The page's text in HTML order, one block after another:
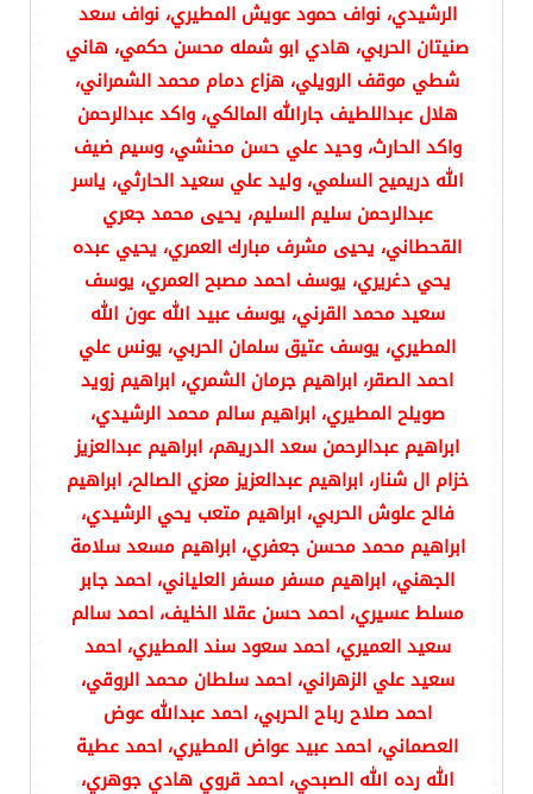
الرشيدي، نواف حمود عويش المطيري، نواف سعد
صنيتان الحربي، هادي ابو شمله محسن حكمي، هاني
شطي موقف الرويلي، هزاع دمام محمد الشمراني،
هلال عبداللطيف جارالله المالكي، واكد عبدالرحمن
واكد الحارث، وحيد علي حسن محنشي، وسيم ضيف
الله دريميح السلمي، وليد علي سعيد الحارثي، ياسر
عبدالرحمن سليم السليم، يحيى محمد جعري
القحطاني، يحيى مشرف مبارك العمري، يحيي عبده
يحي دغريري، يوسف احمد مصبح العمري، يوسف
سعيد محمد القرني، يوسف عبيد الله عون الله
المطيري، يوسف عتيق سلمان الحربي، يونس علي
احمد الصقر، ابراهيم جرمان الشمري، ابراهيم زويد
صويلح المطيري، ابراهيم سالم محمد الرشيدي،
ابراهيم عبدالرحمن سعد الدريهم، ابراهيم عبدالعزيز
خزام ال شنار، ابراهيم عبدالعزيز معزي الصالح، ابراهيم
فالح علوش الحربي، ابراهيم متعب يحي الرشيدي،
ابراهيم محمد محسن جعفري، ابراهيم مسعد سلامة
الجهني، ابراهيم مسفر مسفر العلياني، احمد جابر
مسلط عسيري، احمد حسن عقلا الخليف، احمد سالم
سعيد العميري، احمد سعود سند المطيري، احمد
سعيد علي الزهراني، احمد سلطان محمد الروقي،
احمد صلاح رباح الحربي، احمد عبدالله عوض
العصماني، احمد عبيد عواض المطيري، احمد عطية
الله رده الله الصبحي، احمد قروي هادي جوهري،